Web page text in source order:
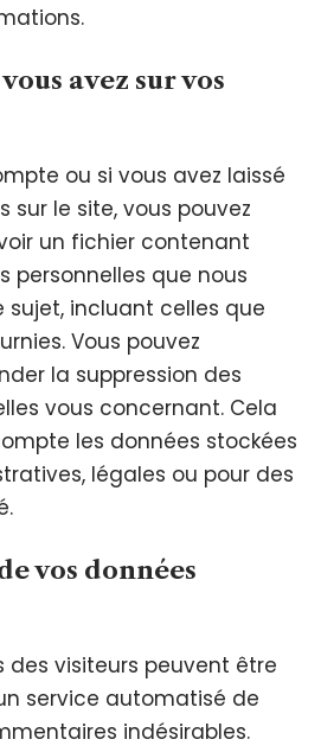
avez sur vos
ou si vous avez laissé
sur le site, vous pouvez
un fichier contenant
personnelles que nous
sujet, incluant celles que
Vous pouvez
la suppression des
vous concernant. Cela
les données stockées
légales ou pour des
vos données
des visiteurs peuvent être
service automatisé de
indésirables.